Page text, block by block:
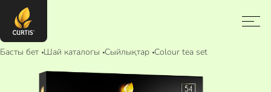
Басты бет Шай каталогы Сыйлықтар Colour tea set